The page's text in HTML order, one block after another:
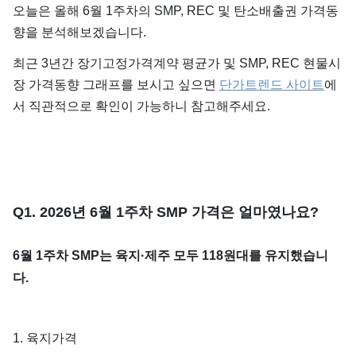
오늘은 올해 6월 1주차의 SMP, REC 및 탄소배출권 가격동
향을 분석해보겠습니다.
최근 3년간 장기고정가격계약 평균가 및 SMP, REC 현물시
장 가격동향 그래프를 보시고 싶으면 단가트렌드 사이트 에
서 직관적으로 확인이 가능하니 참고해주세요.
​Q1. 2026년 6월 1주차 SMP 가격은 얼마였나요?
6월 1주차 SMP는 육지·제주 모두 118원대를 유지했습니
다.
1. 육지가격